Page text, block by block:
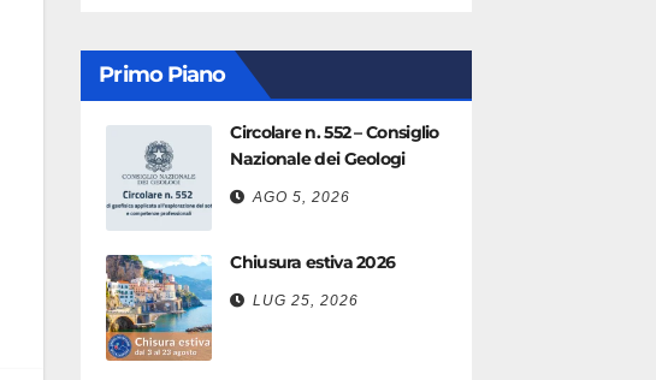
Primo Piano
Circolare n. 552 – Consiglio
Nazionale dei Geologi
AGO 5, 2026
Chiusura estiva 2026
LUG 25, 2026